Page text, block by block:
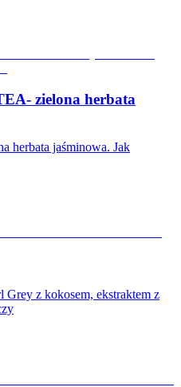
zielona herbata
herbata jaśminowa. Jak
Grey z kokosem, ekstraktem z